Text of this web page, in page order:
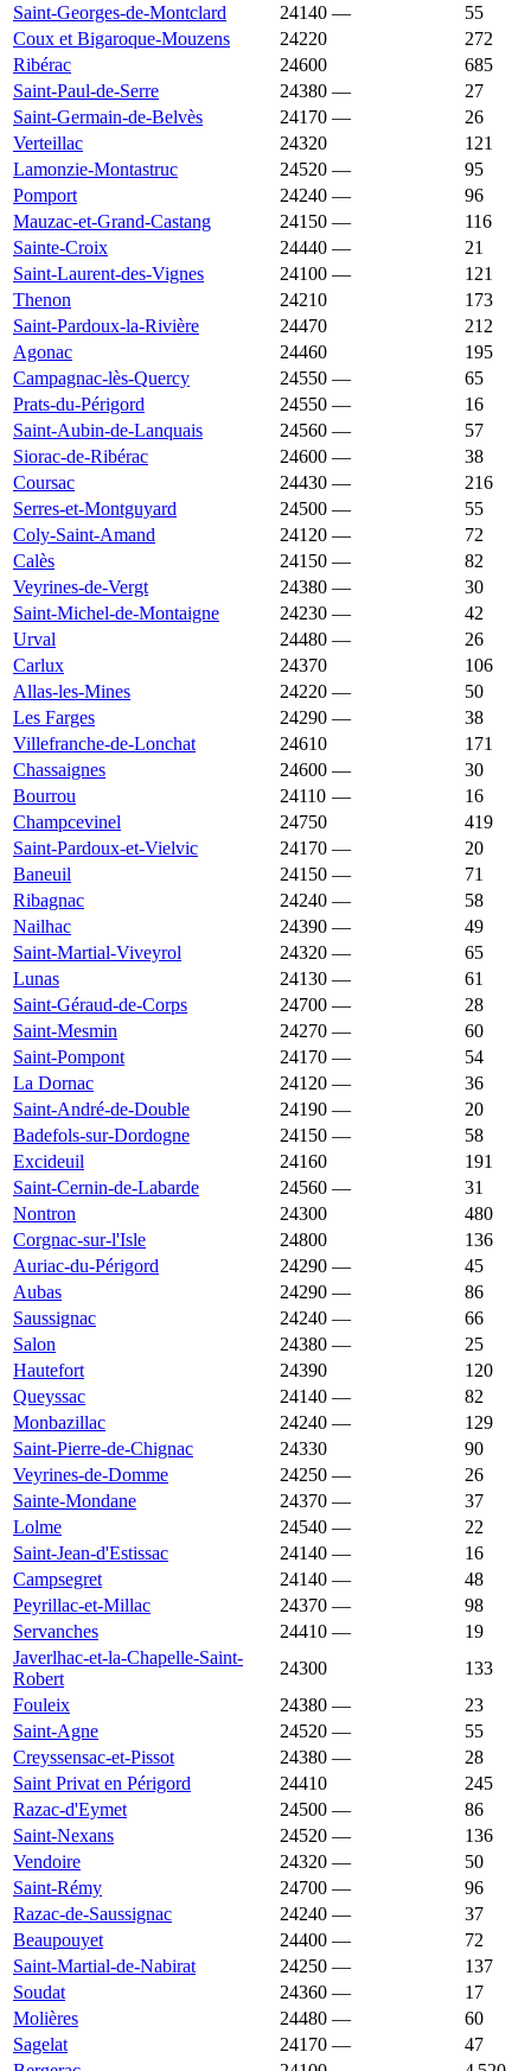
Saint-Georges-de-Montclard
24140 —
55
Coux et Bigaroque-Mouzens
24220
272
Ribérac
24600
685
Saint-Paul-de-Serre
24380 —
27
Saint-Germain-de-Belvès
24170 —
26
Verteillac
24320
121
Lamonzie-Montastruc
24520 —
95
Pomport
24240 —
96
Mauzac-et-Grand-Castang
24150 —
116
Sainte-Croix
24440 —
21
Saint-Laurent-des-Vignes
24100 —
121
Thenon
24210
173
Saint-Pardoux-la-Rivière
24470
212
Agonac
24460
195
Campagnac-lès-Quercy
24550 —
65
Prats-du-Périgord
24550 —
16
Saint-Aubin-de-Lanquais
24560 —
57
Siorac-de-Ribérac
24600 —
38
Coursac
24430 —
216
Serres-et-Montguyard
24500 —
55
Coly-Saint-Amand
24120 —
72
Calès
24150 —
82
Veyrines-de-Vergt
24380 —
30
Saint-Michel-de-Montaigne
24230 —
42
Urval
24480 —
26
Carlux
24370
106
Allas-les-Mines
24220 —
50
Les Farges
24290 —
38
Villefranche-de-Lonchat
24610
171
Chassaignes
24600 —
30
Bourrou
24110 —
16
Champcevinel
24750
419
Saint-Pardoux-et-Vielvic
24170 —
20
Baneuil
24150 —
71
Ribagnac
24240 —
58
Nailhac
24390 —
49
Saint-Martial-Viveyrol
24320 —
65
Lunas
24130 —
61
Saint-Géraud-de-Corps
24700 —
28
Saint-Mesmin
24270 —
60
Saint-Pompont
24170 —
54
La Dornac
24120 —
36
Saint-André-de-Double
24190 —
20
Badefols-sur-Dordogne
24150 —
58
Excideuil
24160
191
Saint-Cernin-de-Labarde
24560 —
31
Nontron
24300
480
Corgnac-sur-l'Isle
24800
136
Auriac-du-Périgord
24290 —
45
Aubas
24290 —
86
Saussignac
24240 —
66
Salon
24380 —
25
Hautefort
24390
120
Queyssac
24140 —
82
Monbazillac
24240 —
129
Saint-Pierre-de-Chignac
24330
90
Veyrines-de-Domme
24250 —
26
Sainte-Mondane
24370 —
37
Lolme
24540 —
22
Saint-Jean-d'Estissac
24140 —
16
Campsegret
24140 —
48
Peyrillac-et-Millac
24370 —
98
Servanches
24410 —
19
Javerlhac-et-la-Chapelle-Saint-
Robert
24300
133
Fouleix
24380 —
23
Saint-Agne
24520 —
55
Creyssensac-et-Pissot
24380 —
28
Saint Privat en Périgord
24410
245
Razac-d'Eymet
24500 —
86
Saint-Nexans
24520 —
136
Vendoire
24320 —
50
Saint-Rémy
24700 —
96
Razac-de-Saussignac
24240 —
37
Beaupouyet
24400 —
72
Saint-Martial-de-Nabirat
24250 —
137
Soudat
24360 —
17
Molières
24480 —
60
Sagelat
24170 —
47